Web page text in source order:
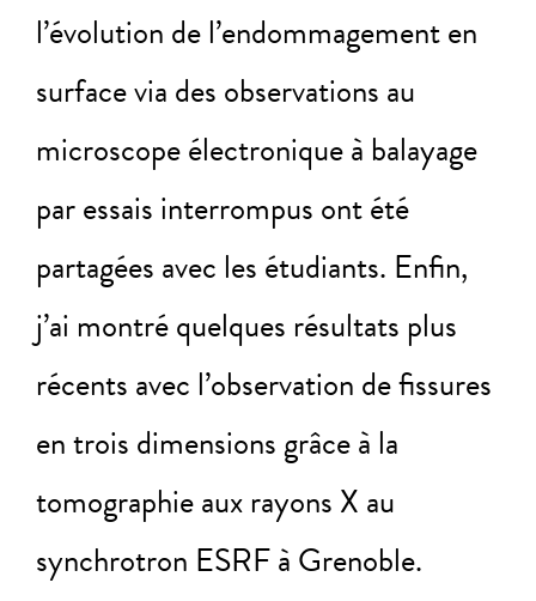
l’évolution de l’endommagement en
surface via des observations au
microscope électronique à balayage
par essais interrompus ont été
partagées avec les étudiants. Enfin,
j’ai montré quelques résultats plus
récents avec l’observation de fissures
en trois dimensions grâce à la
tomographie aux rayons X au
synchrotron ESRF à Grenoble.